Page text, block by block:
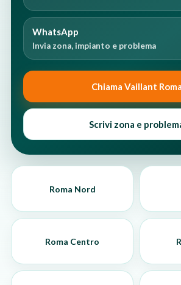
WhatsApp
Invia zona, impianto e problema
Chiama Vaillant Roma
Scrivi zona e
Roma Nord
Roma Centro